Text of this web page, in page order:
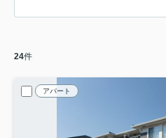
24件
アパート